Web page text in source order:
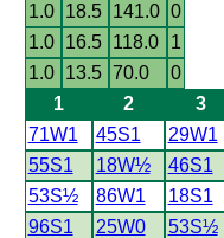
1.0
18.5 141.0 0
1.0
16.5 118.0
1
1.0
13.5 70.0
0
1
2 3
71W1
45S1 29W1
55S1
18W½ 46S1
53S½
86W1 18S1
96S1
25W0 53S½